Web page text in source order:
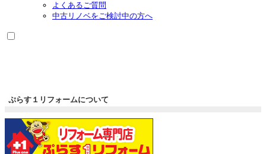
よくあるご質問
中古リノベをご検討中の方へ
ぷらす１リフォームについて